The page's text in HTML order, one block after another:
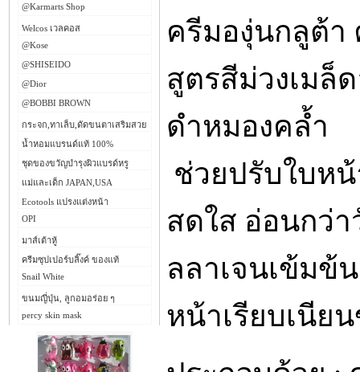
@Karmarts Shop
Welcos เวลคอส
@Kose
@SHISEIDO
@Dior
@BOBBI BROWN
กระจก,ทาเล็บ,ดัดขนตาเสริมสวย
น้ำหอมแบรนด์แท้ 100%
ชุดของขวัญบำรุงผิวแบรด์หรู
แม่และเด็ก JAPAN,USA
Ecotools แปรงแต่งหน้า
OPI
มาส์เต้าหู้
ครีมซุปเปอร์บลิ๊งค์ ของแท้
Snail White
ขนมญี่ปุ่น, ลูกอมอร่อย ๆ
percy skin mask
ครีมองุ่นกลูต้า
สูตรสีม่วงเมล็
ดำหมองคล้ำ
ช่วยปรับใบห
สดใส อ่อนกว่
ลลาเจนเข้มข้น
หน้าเรียบเนีย